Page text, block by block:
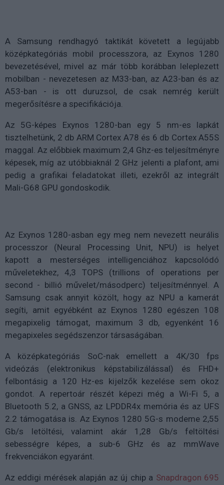
A Samsung rendhagyó taktikát követett a legújabb
középkategóriás mobil processzora, az Exynos 1280
bevezetésével, mivel az már több korábban leleplezett
mobilban - nevezetesen az M33-ban, az A23-ban és az
A53-ban - is ott duruzsol, de csak nemrég került
megerősítésre a specifikációja.
Az 5G-képes Exynos 1280-ban egy 5 nm-es lapkát
tisztelhetünk, 2 db ARM Cortex A78 és 6 db Cortex A55S
maggal. Az előbbiek maximum 2,4 Ghz-es teljesítményre
képesek, míg az utóbbiaknál 2 GHz jelenti a plafont, ami
pedig a grafikai feladatokat illeti, ezekről az integrált
Mali-G68 GPU gondoskodik.
Az Exynos 1280-asban egy meg nem nevezett neurális
processzor (Neural Processing Unit, NPU) is helyet
kapott a mesterséges intelligenciához kapcsolódó
műveletekhez, 4,3 TOPS (trillions of operations per
second - billió művelet/másodperc) teljesítménnyel. A
Samsung csak annyit közölt, hogy az NPU a kamerát
segíti, amit egyébként az Exynos 1280 egészen 108
megapixelig támogat, maximum 3 db, egyenként 16
megapixeles segédszenzor társaságában.
A középkategóriás SoC-nak emellett a 4K/30 fps
videózás (elektronikus képstabilizálással) és FHD+
felbontásig a 120 Hz-es kijelzők kezelése sem okoz
gondot. A repertoár részét képezi még a Wi-Fi 5, a
Bluetooth 5.2, a GNSS, az LPDDR4x memória és az UFS
2.2 támogatása is. Az Exynos 1280 5G-s modeme 2,55
Gb/s letöltési, valamint akár 1,28 Gb/s feltöltési
sebességre képes, a sub-6 GHz és az mmWave
frekvenciákon egyaránt.
Az eddigi mérések alapján az új chip a Snapdragon 695